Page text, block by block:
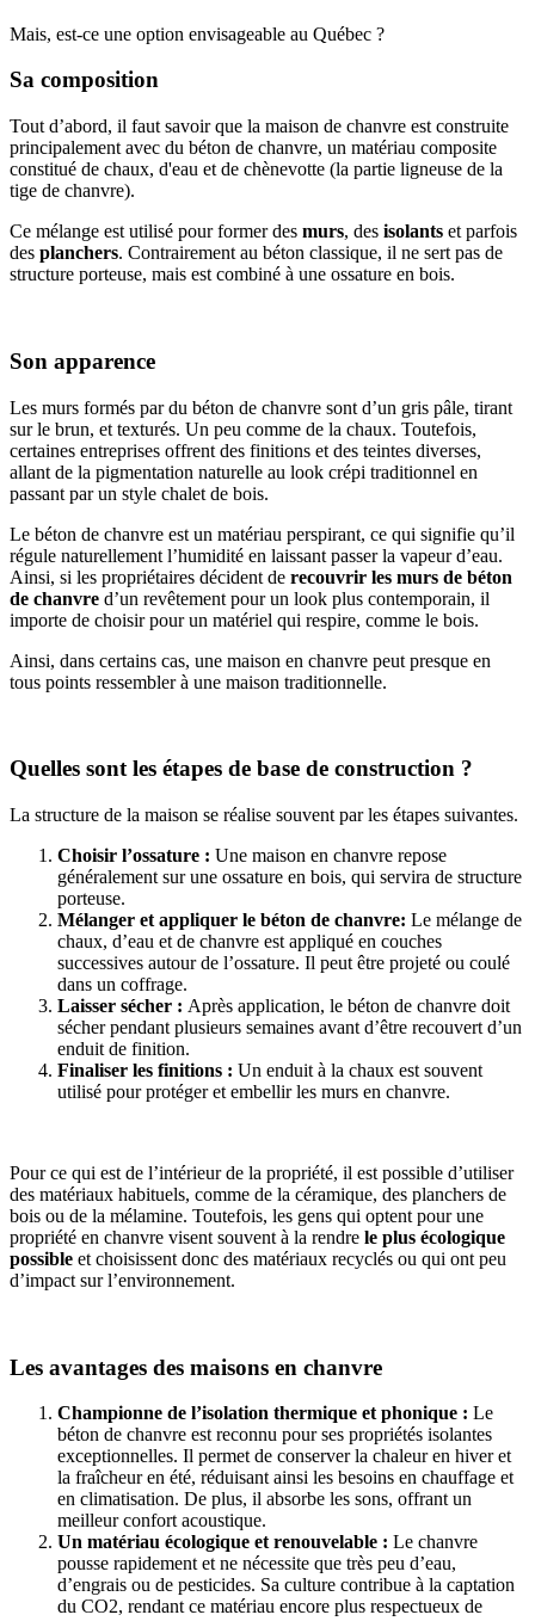
Mais, est-ce une option envisageable au Québec ?
Sa composition
Tout d’abord, il faut savoir que la maison de chanvre est construite
principalement avec du béton de chanvre, un matériau composite
constitué de chaux, d'eau et de chènevotte (la partie ligneuse de la
tige de chanvre).
Ce mélange est utilisé pour former des murs, des isolants et parfois
des planchers. Contrairement au béton classique, il ne sert pas de
structure porteuse, mais est combiné à une ossature en bois.
Son apparence
Les murs formés par du béton de chanvre sont d’un gris pâle, tirant
sur le brun, et texturés. Un peu comme de la chaux. Toutefois,
certaines entreprises offrent des finitions et des teintes diverses,
allant de la pigmentation naturelle au look crépi traditionnel en
passant par un style chalet de bois.
Le béton de chanvre est un matériau perspirant, ce qui signifie qu’il
régule naturellement l’humidité en laissant passer la vapeur d’eau.
Ainsi, si les propriétaires décident de recouvrir les murs de béton
de chanvre d’un revêtement pour un look plus contemporain, il
importe de choisir pour un matériel qui respire, comme le bois.
Ainsi, dans certains cas, une maison en chanvre peut presque en
tous points ressembler à une maison traditionnelle.
Quelles sont les étapes de base de construction ?
La structure de la maison se réalise souvent par les étapes suivantes.
Choisir l’ossature : Une maison en chanvre repose
généralement sur une ossature en bois, qui servira de structure
porteuse.
Mélanger et appliquer le béton de chanvre: Le mélange de
chaux, d’eau et de chanvre est appliqué en couches
successives autour de l’ossature. Il peut être projeté ou coulé
dans un coffrage.
Laisser sécher : Après application, le béton de chanvre doit
sécher pendant plusieurs semaines avant d’être recouvert d’un
enduit de finition.
Finaliser les finitions : Un enduit à la chaux est souvent
utilisé pour protéger et embellir les murs en chanvre.
Pour ce qui est de l’intérieur de la propriété, il est possible d’utiliser
des matériaux habituels, comme de la céramique, des planchers de
bois ou de la mélamine. Toutefois, les gens qui optent pour une
propriété en chanvre visent souvent à la rendre le plus écologique
possible et choisissent donc des matériaux recyclés ou qui ont peu
d’impact sur l’environnement.
Les avantages des maisons en chanvre
Championne de l’isolation thermique et phonique : Le
béton de chanvre est reconnu pour ses propriétés isolantes
exceptionnelles. Il permet de conserver la chaleur en hiver et
la fraîcheur en été, réduisant ainsi les besoins en chauffage et
en climatisation. De plus, il absorbe les sons, offrant un
meilleur confort acoustique.
Un matériau écologique et renouvelable : Le chanvre
pousse rapidement et ne nécessite que très peu d’eau,
d’engrais ou de pesticides. Sa culture contribue à la captation
du CO2, rendant ce matériau encore plus respectueux de